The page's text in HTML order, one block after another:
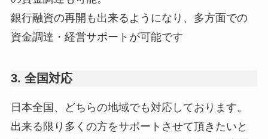
銀行融資の再開も出来るようになり、多方面での
資金調達・経営サポートが可能です
3. 全国対応
日本全国、どちらの地域でも対応しております。
出来る限り多くの方をサポートさせて頂きたいと